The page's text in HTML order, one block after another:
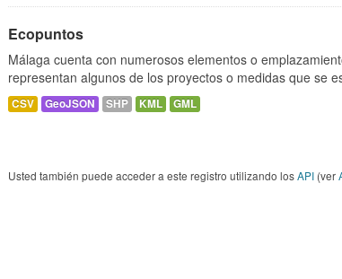
Ecopuntos
Málaga cuenta con numerosos elementos o
representan algunos de los proyectos o medidas que se
CSV GeoJSON SHP KML GML
Usted también puede acceder a este registro utilizando losAPI (ver